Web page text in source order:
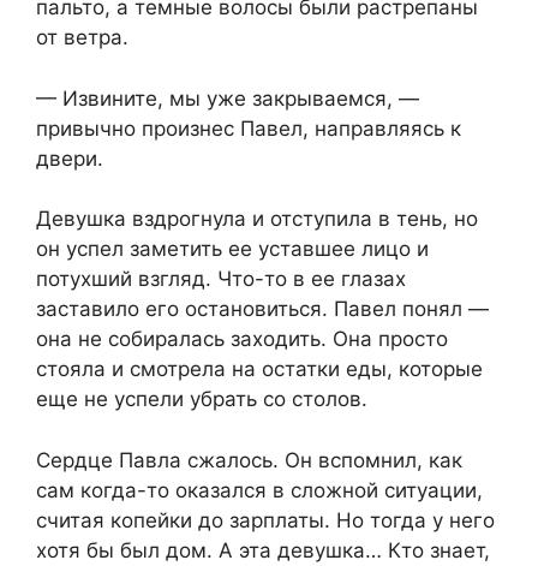
пальто, а темные волосы были растрепаны
от ветра.
— Извините, мы уже закрываемся, —
привычно произнес Павел, направляясь к
двери.
Девушка вздрогнула и отступила в тень, но
он успел заметить ее уставшее лицо и
потухший взгляд. Что-то в ее глазах
заставило его остановиться. Павел понял —
она не собиралась заходить. Она просто
стояла и смотрела на остатки еды, которые
еще не успели убрать со столов.
Сердце Павла сжалось. Он вспомнил, как
сам когда-то оказался в сложной ситуации,
считая копейки до зарплаты. Но тогда у него
хотя бы был дом. А эта девушка… Кто знает,